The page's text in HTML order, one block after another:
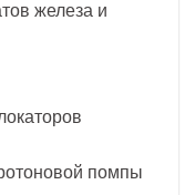
железа и
помпы